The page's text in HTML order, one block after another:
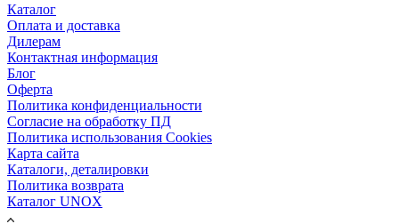
Каталог
Оплата и доставка
Дилерам
Контактная информация
Блог
Оферта
Политика конфиденциальности
Согласие на обработку ПД
Политика использования Cookies
Карта сайта
Каталоги, деталировки
Политика возврата
Каталог UNOX